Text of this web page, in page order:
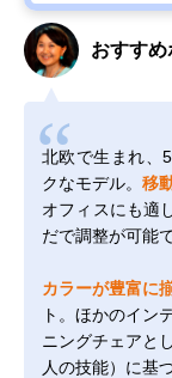
おすすめ
北欧で生まれ、
クなモデル。 移
オフィスにも適
だで調整が可能で
カラーが豊富に
ト。ほかのイン
ニングチェアと
人の技能）に基